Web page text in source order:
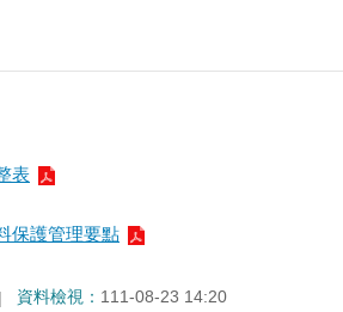
表
保護管理要點
資料檢視： 111-08-23 14:20